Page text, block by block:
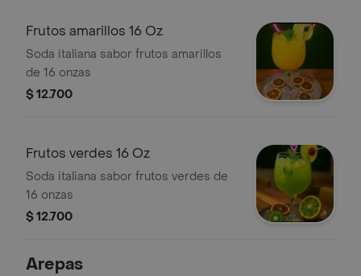
Frutos amarillos 16 Oz
Soda italiana sabor frutos amarillos
de 16 onzas
$ 12.700
Frutos verdes 16 Oz
Soda italiana sabor frutos verdes de
16 onzas
$ 12.700
Arepas